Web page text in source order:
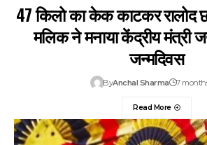
47 किलो का केक काटकर रालोद
मलिक ने मनाया केंद्रीय मंत्री
जन्मदिवस
ByAnchal Sharma 7
Read More